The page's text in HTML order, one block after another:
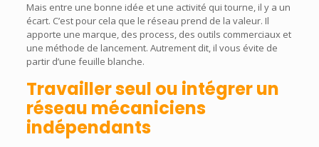
Mais entre une bonne idée et une activité qui tourne, il y a un
écart. C’est pour cela que le réseau prend de la valeur. Il
apporte une marque, des process, des outils commerciaux et
une méthode de lancement. Autrement dit, il vous évite de
partir d’une feuille blanche.
Travailler seul ou intégrer un
réseau mécaniciens
indépendants